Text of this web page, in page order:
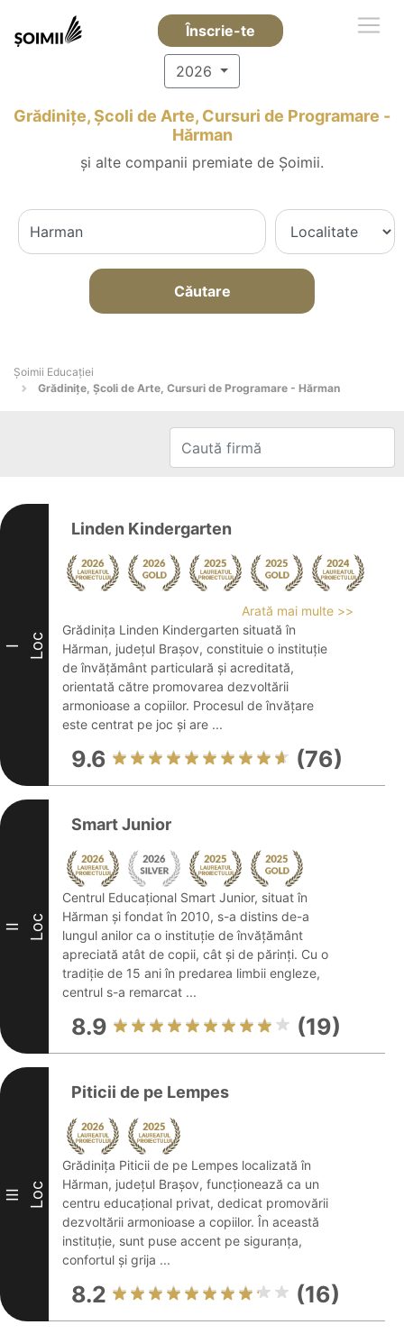
Înscrie-te
2026
Grădinițe, Școli de Arte, Cursuri de Programare -
Hărman
și alte companii premiate de Șoimii.
Căutare
Șoimii Educației
Grădinițe, Școli de Arte, Cursuri de Programare - Hărman
I Loc
Linden Kindergarten
Arată mai multe >>
Grădinița Linden Kindergarten situată în
Hărman, județul Brașov, constituie o instituție
de învățământ particulară și acreditată,
orientată către promovarea dezvoltării
armonioase a copiilor. Procesul de învățare
este centrat pe joc și are ...
9.6 (76)
II Loc
Smart Junior
Centrul Educațional Smart Junior, situat în
Hărman și fondat în 2010, s-a distins de-a
lungul anilor ca o instituție de învățământ
apreciată atât de copii, cât și de părinți. Cu o
tradiție de 15 ani în predarea limbii engleze,
centrul s-a remarcat ...
8.9 (19)
III Loc
Piticii de pe Lempes
Grădinița Piticii de pe Lempes localizată în
Hărman, județul Brașov, funcționează ca un
centru educațional privat, dedicat promovării
dezvoltării armonioase a copiilor. În această
instituție, sunt puse accent pe siguranța,
confortul și grija ...
8.2 (16)